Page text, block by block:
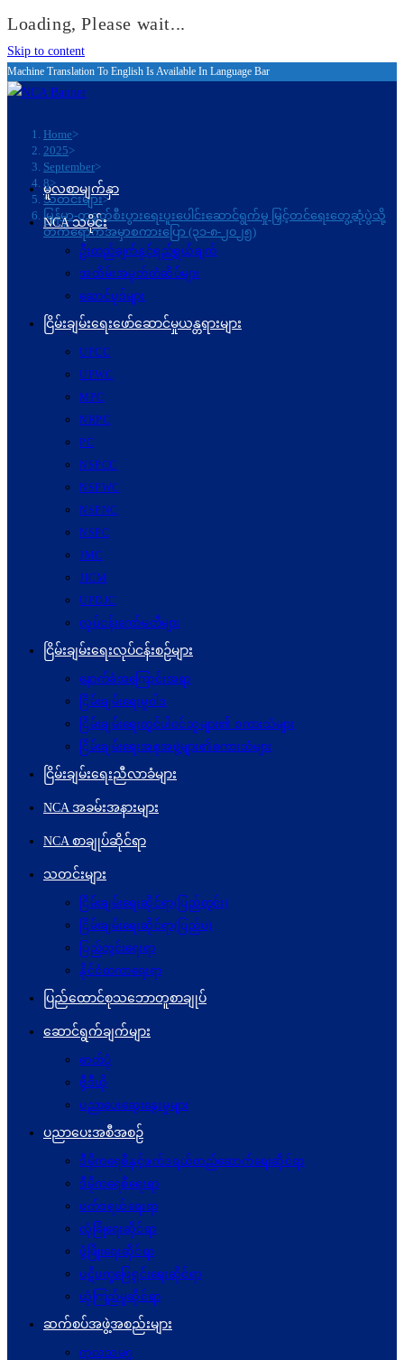
Loading, Please wait...
Skip to content
Machine Translation To English Is Available In Language Bar
Home>
2025>
September>
8>
သတင်းများ>
မြန်မာ-တရုတ်စီးပွားရေးပူးပေါင်းဆောင်ရွက်မှု မြှင့်တင်ရေးတွေ့ဆုံပွဲသို့
တက်ရောက်အမှာစကားပြော (၃၁-၈-၂၀၂၅)
မူလစာမျက်နှာ
NCA သမိုင်း
ဦးတည်ချက်နှင့်ရည်ရွယ်ချက်
အထိမ်းအမှတ်တံဆိပ်များ
ဆောင်ပုဒ်များ
ငြိမ်းချမ်းရေးဖော်‌ဆောင်မှုယန္တရားများ
UPCC
UPWC
MPC
NRPC
PC
NSPCC
NSPWC
NSPNC
NSPC
JMC
JICM
UPDJC
လုပ်ငန်းကော်မတီများ
ငြိမ်းချမ်းရေးလုပ်ငန်းစဉ်များ
နောက်ခံအကြောင်းအရာ
ငြိမ်းချမ်းရေးမူဝါဒ
ငြိမ်းချမ်းရေးတွင်ပါဝင်သူများ၏ စကားသံများ
ငြိမ်းချမ်းရေးအစုအဖွဲ့များ၏စကားသံများ
ငြိမ်းချမ်းရေးညီလာခံများ
NCA အခမ်းအနားများ
NCA စာချုပ်ဆိုင်ရာ
သတင်းများ
ငြိမ်းချမ်းရေးဆိုင်ရာ(ပြည်တွင်း)
ငြိမ်းချမ်းရေးဆိုင်ရာ(ပြည်ပ)
ပြည်တွင်းရေးရာ
နိုင်ငံတကာရေးရာ
ပြည်ထောင်စုသဘောတူစာချုပ်
ဆောင်ရွက်ချက်များ
ဓာတ်ပုံ
ဗွီဒီယို
ပညာပေးဆွေးနွေးမှုများ
ပညာပေးအစီအစဉ်
ဒီမိုကရေစီနှင့်ဖက်ဒရယ်တည်ဆောက်ရေးဆိုင်ရာ
ဒီမိုကရေစီရေးရာ
ဖက်ဒရယ်ရေးရာ
လုံခြုံရေးဆိုင်ရာ
ဖွံဖြိုးရေးဆိုင်ရာ
ပဋိပက္ခ‌ဖြေရှင်းရေးဆိုင်ရာ
ယုံကြည်မှုဆိုင်ရာ
ဆက်စပ်အဖွဲ့အစည်းများ
ကုလသမဂ္ဂ